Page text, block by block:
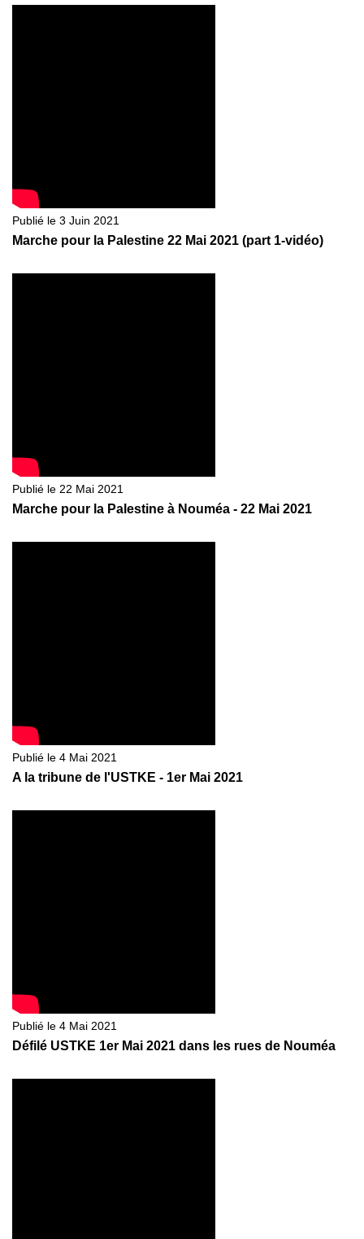
Publié le 3 Juin 2021
Marche pour la Palestine 22 Mai 2021 (part 1-vidéo)
Publié le 22 Mai 2021
Marche pour la Palestine à Nouméa - 22 Mai 2021
Publié le 4 Mai 2021
A la tribune de l'USTKE - 1er Mai 2021
Publié le 4 Mai 2021
Défilé USTKE 1er Mai 2021 dans les rues de Nouméa